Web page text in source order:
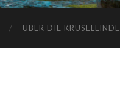
ÜBER DIE KRÜSELLINDE